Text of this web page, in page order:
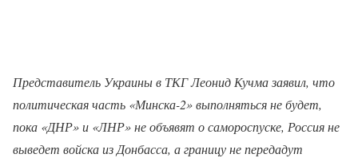
Представитель Украины в ТКГ Леонид Кучма заявил, что
политическая часть «Минска-2» выполняться не будет,
пока «ДНР» и «ЛНР» не объявят о самороспуске, Россия не
выведет войска из Донбасса, а границу не передадут